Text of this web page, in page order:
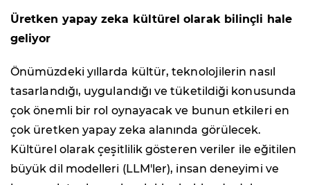
Üretken yapay zeka kültürel olarak bilinçli hale
geliyor
Önümüzdeki yıllarda kültür, teknolojilerin nasıl
tasarlandığı, uygulandığı ve tüketildiği konusunda
çok önemli bir rol oynayacak ve bunun etkileri en
çok üretken yapay zeka alanında görülecek.
Kültürel olarak çeşitlilik gösteren veriler ile eğitilen
büyük dil modelleri (LLM'ler), insan deneyimi ve